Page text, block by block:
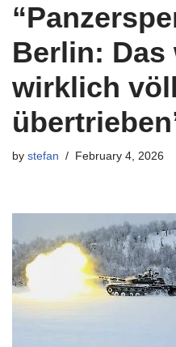
Berlin: Das
wirklich
by stefan February 4, 2026